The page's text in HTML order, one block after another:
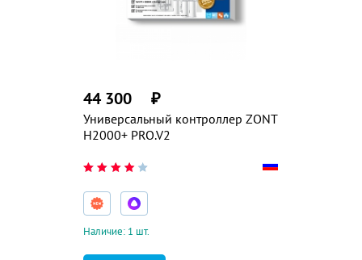
Универсальный контроллер ZONT
H2000+ PRO.V2
44 300 ₽
Наличие: 1 шт.